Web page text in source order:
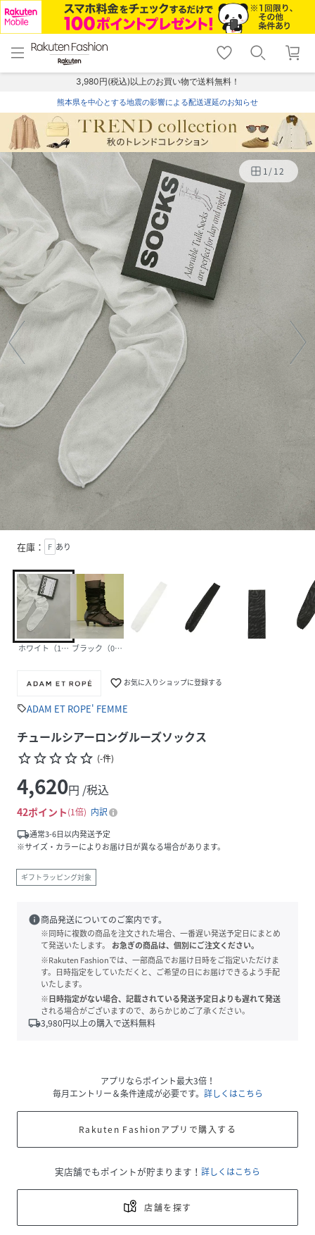
menu home
トップ
shopping_cart lock_outline
ログイン
3,980円(税込)以上のお買い物で送料無料！
熊本県を中心とする地震の影響による配送遅延のお知らせ
1/12
在庫： F あり
ホワイト（10）ブラック（01）
favorite_border お気に入りショップに登録する
sellADAM ET ROPE' FEMME
チュールシアーロングルーズソックス
star_borderstar_borderstar_borderstar_borderstar_border (-件)
4,620円 /税込
42ポイント 1倍
内訳
local_shipping通常3-6日以内発送予定
※サイズ・カラーによりお届け日が異なる場合があります。
ギフトラッピング対象
info商品発送についてのご案内です。
※同時に複数の商品を注文された場合、一番遅い発送予定日にまとめ
て発送いたします。
お急ぎの商品は、個別にご注文ください。
※Rakuten Fashionでは、一部商品でお届け日時をご指定いただけま
す。日時指定をしていただくと、ご希望の日にお届けできるよう手配
いたします。
※日時指定がない場合、記載されている発送予定日よりも遅れて発送
される場合がございますので、あらかじめご了承ください。
local_shipping3,980円以上の購入で送料無料
アプリならポイント最大3倍！
毎月エントリー＆条件達成が必要です。 詳しくはこちら
Rakuten Fashionアプリで購入する
実店舗でもポイントが貯まります！ 詳しくはこちら
店舗を探す